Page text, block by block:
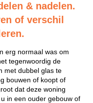
& nadelen.
of verschil
erg normaal was om
tegenwoordig de
met dubbel glas te
bouwen of koopt of
dat deze woning
in een ouder gebouw of